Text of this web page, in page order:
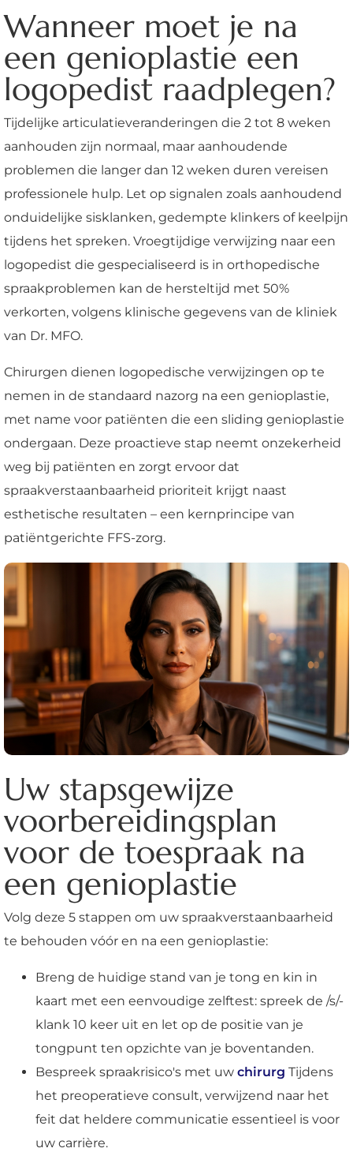
Wanneer moet je na
een genioplastie een
logopedist raadplegen?
Tijdelijke articulatieveranderingen die 2 tot 8 weken
aanhouden zijn normaal, maar aanhoudende
problemen die langer dan 12 weken duren vereisen
professionele hulp. Let op signalen zoals aanhoudend
onduidelijke sisklanken, gedempte klinkers of keelpijn
tijdens het spreken. Vroegtijdige verwijzing naar een
logopedist die gespecialiseerd is in orthopedische
spraakproblemen kan de hersteltijd met 50%
verkorten, volgens klinische gegevens van de kliniek
van Dr. MFO.
Chirurgen dienen logopedische verwijzingen op te
nemen in de standaard nazorg na een genioplastie,
met name voor patiënten die een sliding genioplastie
ondergaan. Deze proactieve stap neemt onzekerheid
weg bij patiënten en zorgt ervoor dat
spraakverstaanbaarheid prioriteit krijgt naast
esthetische resultaten – een kernprincipe van
patiëntgerichte FFS-zorg.
Uw stapsgewijze
voorbereidingsplan
voor de toespraak na
een genioplastie
Volg deze 5 stappen om uw spraakverstaanbaarheid
te behouden vóór en na een genioplastie:
Breng de huidige stand van je tong en kin in
kaart met een eenvoudige zelftest: spreek de /s/-
klank 10 keer uit en let op de positie van je
tongpunt ten opzichte van je boventanden.
Bespreek spraakrisico's met uw chirurg Tijdens
het preoperatieve consult, verwijzend naar het
feit dat heldere communicatie essentieel is voor
uw carrière.